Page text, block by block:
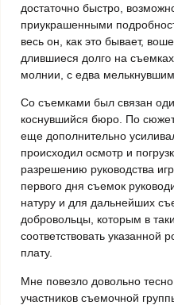
достаточно быстро,
приукрашенными
весь он, как это бывает,
длившиеся долго на
молнии, с едва
Со съемками был связан
коснувшийся бюро. По
еще дополнительно
происходил осмотр и
разрешению руководства
первого дня съемок
натуру и для дальнейших
добровольцы, которым в
соответствовать указанной
плату.
Мне повезло довольно
участников съемочной